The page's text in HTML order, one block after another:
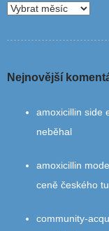
Nejnovější
amoxicillin side
neběhal
amoxicillin
ceně českého